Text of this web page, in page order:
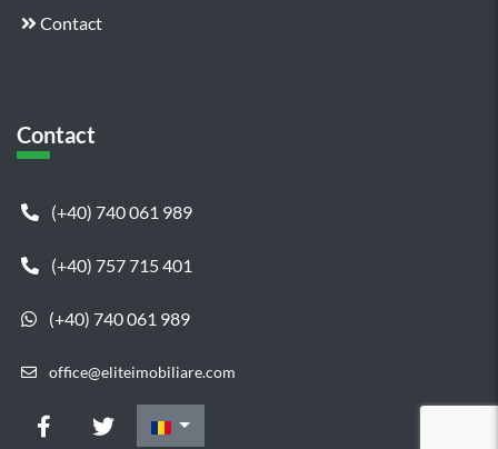
Contact
Contact
(+40) 740 061 989
(+40) 757 715 401
(+40) 740 061 989
office@eliteimobiliare.com